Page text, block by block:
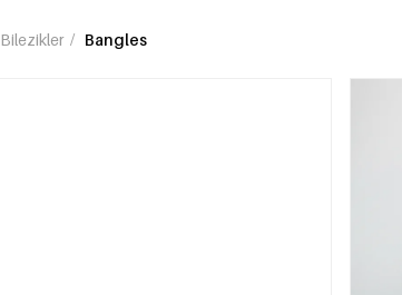
Bilezikler / Bangles